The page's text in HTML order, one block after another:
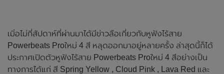
เมิ่อไม่กี่สัปดาห์ที่ผ่านมาได้มีข่าวลือเกี่ยวกับหูฟังไร้สาย
Powerbeats Proใหม่ 4 สี หลุดออกมาอยู่หลายครั้ง ล่าสุดนี้ก็ได้
ประกาศเปิดตัวหูฟังไร้สาย Powerbeats Proใหม่ 4 สีอย่างเป็น
ทางการได้แก่ สี Spring Yellow , Cloud Pink , Lava Red และ